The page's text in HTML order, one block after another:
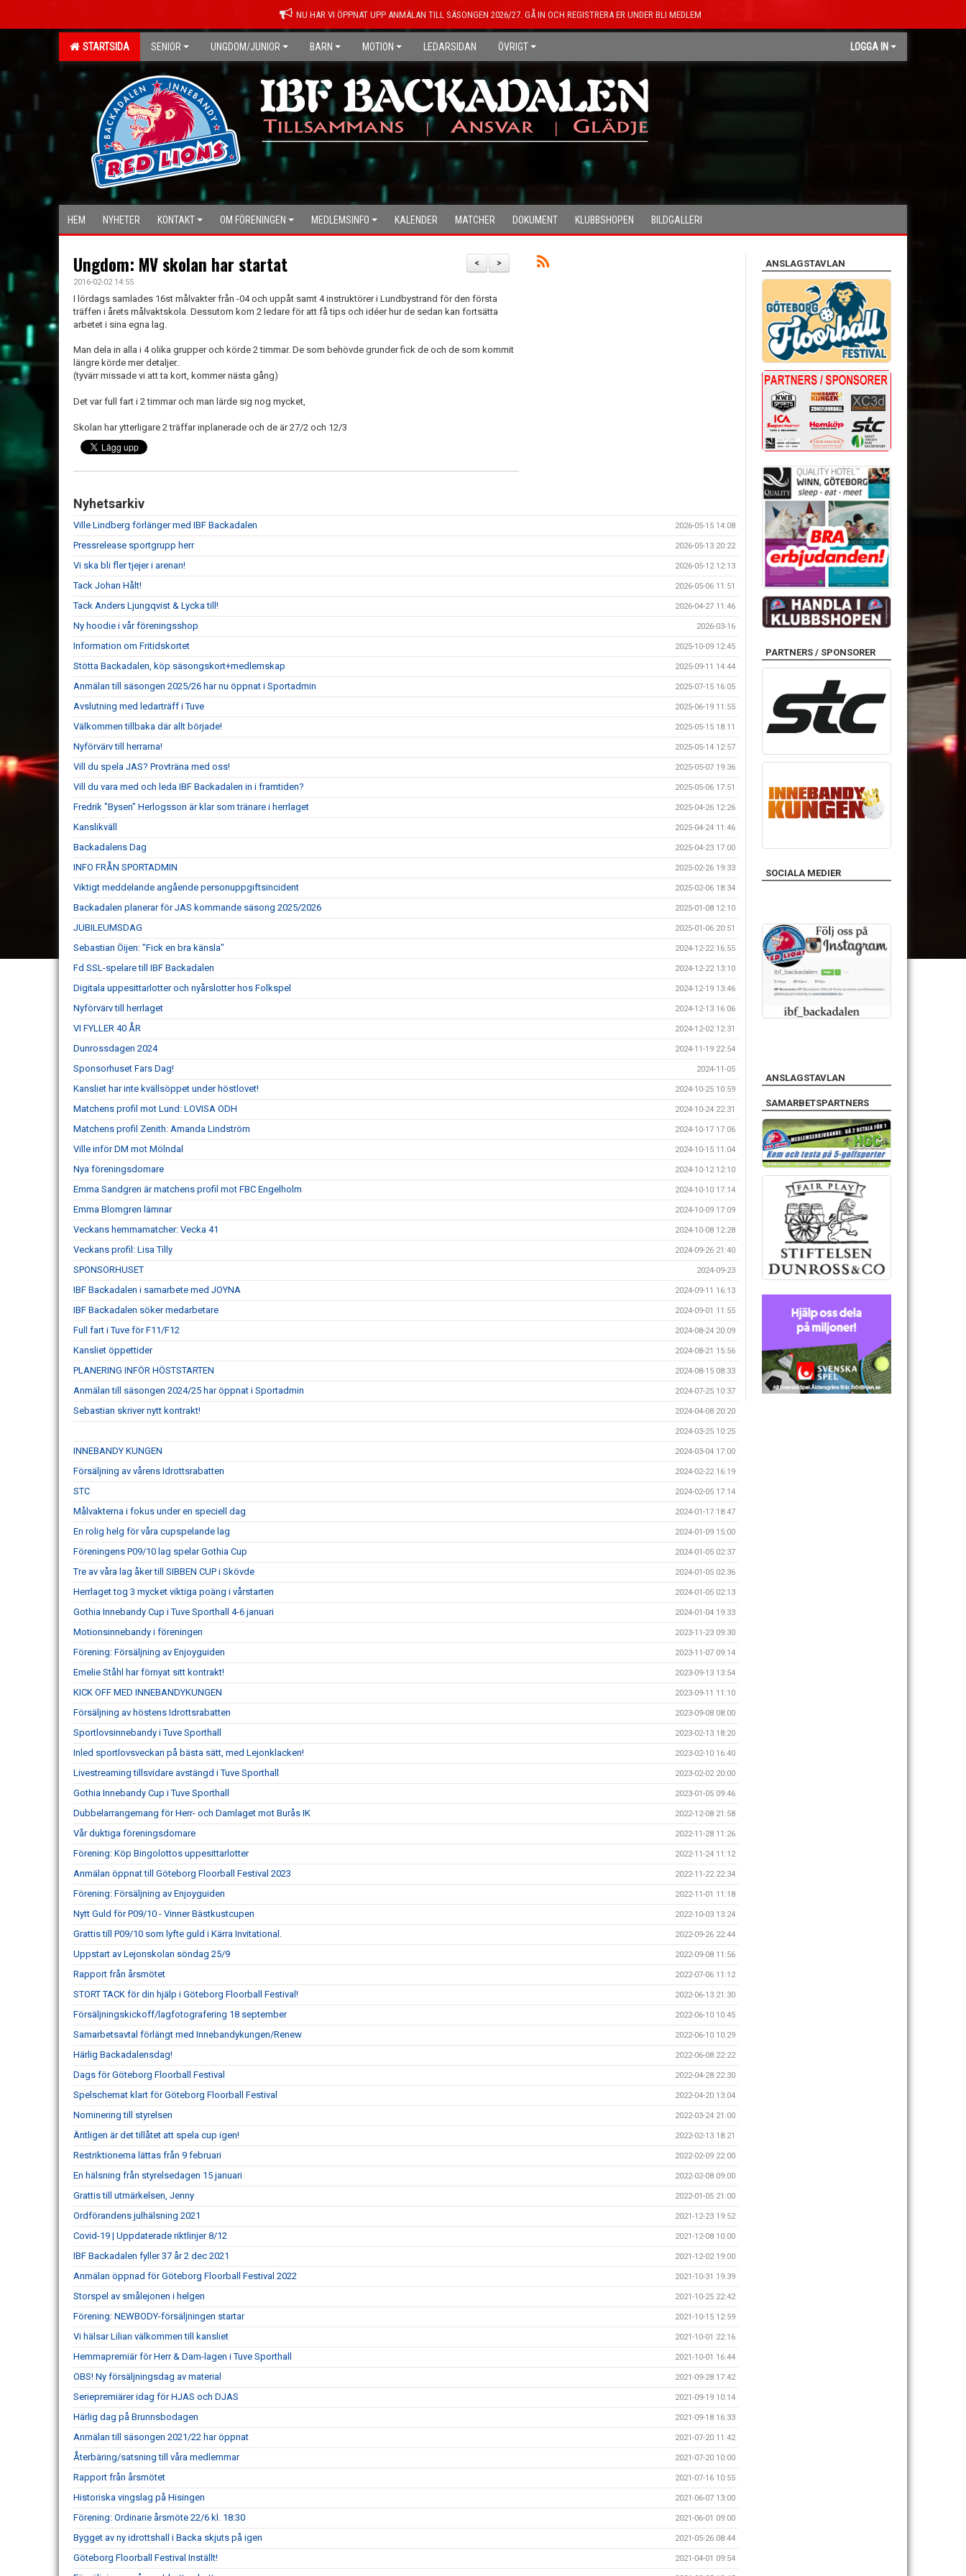
NU HAR VI ÖPPNAT UPP ANMÄLAN TILL SÄSONGEN 2026/27. GÅ IN OCH REGISTRERA ER UNDER BLI MEDLEM
STARTSIDA SENIOR UNGDOM/JUNIOR BARN MOTION LEDARSIDAN ÖVRIGT LOGGA IN
HEM NYHETER KONTAKT OM FÖRENINGEN MEDLEMSINFO KALENDER MATCHER DOKUMENT KLUBBSHOPEN BILDGALLERI
>
<
Ungdom: MV skolan har startat
2016-02-02 14:55
I lördags samlades 16st målvakter från -04 och uppåt samt 4 instruktörer i Lundbystrand för den första
träffen i årets målvaktskola. Dessutom kom 2 ledare för att få tips och idéer hur de sedan kan fortsätta
arbetet i sina egna lag.
Man dela in alla i 4 olika grupper och körde 2 timmar. De som behövde grunder fick de och de som kommit
längre körde mer detaljer..
(tyvärr missade vi att ta kort, kommer nästa gång)
Det var full fart i 2 timmar och man lärde sig nog mycket,
Skolan har ytterligare 2 träffar inplanerade och de är 27/2 och 12/3
Nyhetsarkiv
Ville Lindberg förlänger med IBF Backadalen 2026-05-15 14:08
Pressrelease sportgrupp herr 2026-05-13 20:22
Vi ska bli fler tjejer i arenan! 2026-05-12 12:13
Tack Johan Hålt! 2026-05-06 11:51
Tack Anders Ljungqvist & Lycka till! 2026-04-27 11:46
Ny hoodie i vår föreningsshop 2026-03-16
Information om Fritidskortet 2025-10-09 12:45
Stötta Backadalen, köp säsongskort+medlemskap 2025-09-11 14:44
Anmälan till säsongen 2025/26 har nu öppnat i Sportadmin 2025-07-15 16:05
Avslutning med ledarträff i Tuve 2025-06-19 11:55
Välkommen tillbaka där allt började! 2025-05-15 18:11
Nyförvärv till herrarna! 2025-05-14 12:57
Vill du spela JAS? Provträna med oss! 2025-05-07 19:36
Vill du vara med och leda IBF Backadalen in i framtiden? 2025-05-06 17:51
Fredrik "Bysen" Herlogsson är klar som tränare i herrlaget 2025-04-26 12:26
Kanslikväll 2025-04-24 11:46
Backadalens Dag 2025-04-23 17:00
INFO FRÅN SPORTADMIN 2025-02-26 19:33
Viktigt meddelande angående personuppgiftsincident 2025-02-06 18:34
Backadalen planerar för JAS kommande säsong 2025/2026 2025-01-08 12:10
JUBILEUMSDAG 2025-01-06 20:51
Sebastian Öijen: "Fick en bra känsla" 2024-12-22 16:55
Fd SSL-spelare till IBF Backadalen 2024-12-22 13:10
Digitala uppesittarlotter och nyårslotter hos Folkspel 2024-12-19 13:46
Nyförvärv till herrlaget 2024-12-13 16:06
VI FYLLER 40 ÅR 2024-12-02 12:31
Dunrossdagen 2024 2024-11-19 22:54
Sponsorhuset Fars Dag! 2024-11-05
Kansliet har inte kvällsöppet under höstlovet! 2024-10-25 10:59
Matchens profil mot Lund: LOVISA ODH 2024-10-24 22:31
Matchens profil Zenith: Amanda Lindström 2024-10-17 17:06
Ville inför DM mot Mölndal 2024-10-15 11:04
Nya föreningsdomare 2024-10-12 12:10
Emma Sandgren är matchens profil mot FBC Engelholm 2024-10-10 17:14
Emma Blomgren lämnar 2024-10-09 17:09
Veckans hemmamatcher: Vecka 41 2024-10-08 12:28
Veckans profil: Lisa Tilly 2024-09-26 21:40
SPONSORHUSET 2024-09-23
IBF Backadalen i samarbete med JOYNA 2024-09-11 16:13
IBF Backadalen söker medarbetare 2024-09-01 11:55
Full fart i Tuve för F11/F12 2024-08-24 20:09
Kansliet öppettider 2024-08-21 15:56
PLANERING INFÖR HÖSTSTARTEN 2024-08-15 08:33
Anmälan till säsongen 2024/25 har öppnat i Sportadmin 2024-07-25 10:37
Sebastian skriver nytt kontrakt! 2024-04-08 20:20
2024-03-25 10:25
INNEBANDY KUNGEN 2024-03-04 17:00
Försäljning av vårens Idrottsrabatten 2024-02-22 16:19
STC 2024-02-05 17:14
Målvakterna i fokus under en speciell dag 2024-01-17 18:47
En rolig helg för våra cupspelande lag 2024-01-09 15:00
Föreningens P09/10 lag spelar Gothia Cup 2024-01-05 02:37
Tre av våra lag åker till SIBBEN CUP i Skövde 2024-01-05 02:36
Herrlaget tog 3 mycket viktiga poäng i vårstarten 2024-01-05 02:13
Gothia Innebandy Cup i Tuve Sporthall 4-6 januari 2024-01-04 19:33
Motionsinnebandy i föreningen 2023-11-23 09:30
Förening: Försäljning av Enjoyguiden 2023-11-07 09:14
Emelie Ståhl har förnyat sitt kontrakt! 2023-09-13 13:54
KICK OFF MED INNEBANDYKUNGEN 2023-09-11 11:10
Försäljning av höstens Idrottsrabatten 2023-09-08 08:00
Sportlovsinnebandy i Tuve Sporthall 2023-02-13 18:20
Inled sportlovsveckan på bästa sätt, med Lejonklacken! 2023-02-10 16:40
Livestreaming tillsvidare avstängd i Tuve Sporthall 2023-02-02 20:00
Gothia Innebandy Cup i Tuve Sporthall 2023-01-05 09:46
Dubbelarrangemang för Herr- och Damlaget mot Burås IK 2022-12-08 21:58
Vår duktiga föreningsdomare 2022-11-28 11:26
Förening: Köp Bingolottos uppesittarlotter 2022-11-24 11:12
Anmälan öppnat till Göteborg Floorball Festival 2023 2022-11-22 22:34
Förening: Försäljning av Enjoyguiden 2022-11-01 11:18
Nytt Guld för P09/10 - Vinner Bästkustcupen 2022-10-03 13:24
Grattis till P09/10 som lyfte guld i Kärra Invitational. 2022-09-26 22:44
Uppstart av Lejonskolan söndag 25/9 2022-09-08 11:56
Rapport från årsmötet 2022-07-06 11:12
STORT TACK för din hjälp i Göteborg Floorball Festival! 2022-06-13 21:30
Försäljningskickoff/lagfotografering 18 september 2022-06-10 10:45
Samarbetsavtal förlängt med Innebandykungen/Renew 2022-06-10 10:29
Härlig Backadalensdag! 2022-06-08 22:22
Dags för Göteborg Floorball Festival 2022-04-28 22:30
Spelschemat klart för Göteborg Floorball Festival 2022-04-20 13:04
Nominering till styrelsen 2022-03-24 21:00
Äntligen är det tillåtet att spela cup igen! 2022-02-13 18:21
Restriktionerna lättas från 9 februari 2022-02-09 22:00
En hälsning från styrelsedagen 15 januari 2022-02-08 09:00
Grattis till utmärkelsen, Jenny 2022-01-05 21:00
Ordförandens julhälsning 2021 2021-12-23 19:52
Covid-19 | Uppdaterade riktlinjer 8/12 2021-12-08 10:00
IBF Backadalen fyller 37 år 2 dec 2021 2021-12-02 19:00
Anmälan öppnad för Göteborg Floorball Festival 2022 2021-10-31 19:39
Storspel av smålejonen i helgen 2021-10-25 22:42
Förening: NEWBODY-försäljningen startar 2021-10-15 12:59
Vi hälsar Lilian välkommen till kansliet 2021-10-01 22:16
Hemmapremiär för Herr & Dam-lagen i Tuve Sporthall 2021-10-01 16:44
OBS! Ny försäljningsdag av material 2021-09-28 17:42
Seriepremiärer idag för HJAS och DJAS 2021-09-19 10:14
Härlig dag på Brunnsbodagen 2021-09-18 16:33
Anmälan till säsongen 2021/22 har öppnat 2021-07-20 11:42
Återbäring/satsning till våra medlemmar 2021-07-20 10:00
Rapport från årsmötet 2021-07-16 10:55
Historiska vingslag på Hisingen 2021-06-07 13:00
Förening: Ordinarie årsmöte 22/6 kl. 18:30 2021-06-01 09:00
Bygget av ny idrottshall i Backa skjuts på igen 2021-05-26 08:44
Göteborg Floorball Festival Inställt! 2021-04-01 09:54
ANSLAGSTAVLAN
PARTNERS / SPONSORER
SOCIALA MEDIER
ANSLAGSTAVLAN
SAMARBETSPARTNERS